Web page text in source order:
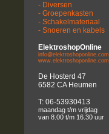
- Diversen
- Groepenkasten
- Schakelmateriaal
- Snoeren en kabels
ElektroshopOnline
info@elektroshoponline.com
www.elektroshoponline.com
De Hosterd 47
6582 CA Heumen
T: 06-53930413
maandag t/m vrijdag
van 8.00 t/m 16.30 uur